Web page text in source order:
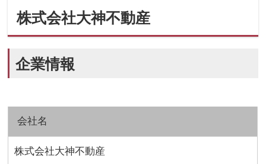
株式会社大神不動産
企業情報
会社名
株式会社大神不動産